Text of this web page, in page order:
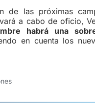
de las próximas
a cabo de oficio,
habrá una
en cuenta los